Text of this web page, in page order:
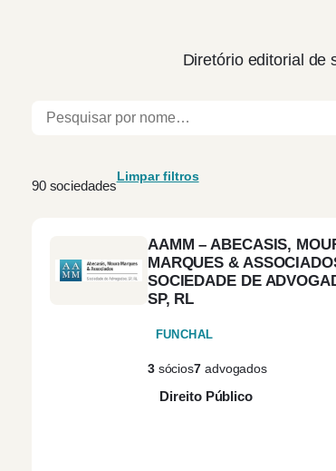
Diretório editorial de
90 sociedades
Limpar filtros
AAMM – ABECASIS,
MARQUES &
SOCIEDADE DE
SP, RL
FUNCHAL
3sócios7 advogados
Direito Público